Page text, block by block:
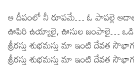
ఆ దీపంలో నీ రూపమే… ఓ పాపల్లె
ఊపిరి ఉయ్యాలై, ఊసుల జంపాలై…
శ్రీరస్తు శుభమస్తు మా ఇంటి దేవత
శ్రీరస్తు శుభమస్తు మా ఇంటి దేవత